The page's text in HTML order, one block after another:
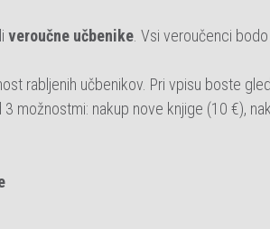
veroučne učbenike. Vsi veroučenci
rabljenih učbenikov. Pri vpisu boste
možnostmi: nakup nove knjige (10 €),